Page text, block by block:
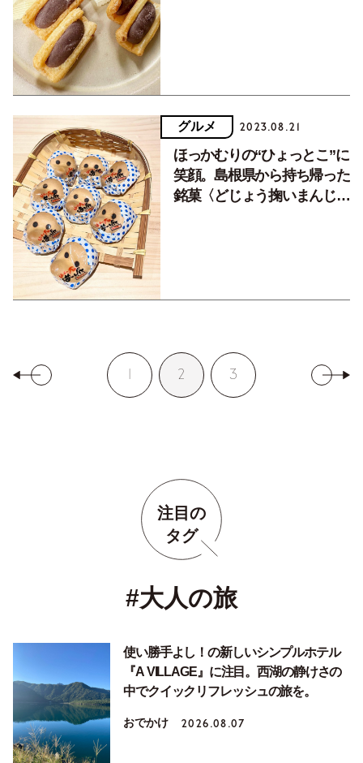
グルメ 2023.08.21
ほっかむりの“ひょっとこ”に
笑顔。島根県から持ち帰った
銘菓〈どじょう掬いまんじゅ
1 2 3
注目の
タグ
#大人の旅
使い勝手よし！の新しいシンプルホテル
『A VILLAGE』に注目。西湖の静けさの
中でクイックリフレッシュの旅を。
おでかけ 2026.08.07